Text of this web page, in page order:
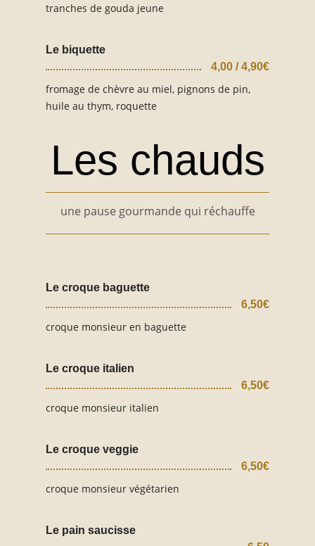
tranches de gouda jeune
Le biquette
4,00 / 4,90€
fromage de chèvre au miel, pignons de pin,
huile au thym, roquette
Les chauds
une pause gourmande qui réchauffe
Le croque baguette
6,50€
croque monsieur en baguette
Le croque italien
6,50€
croque monsieur italien
Le croque veggie
6,50€
croque monsieur végétarien
Le pain saucisse